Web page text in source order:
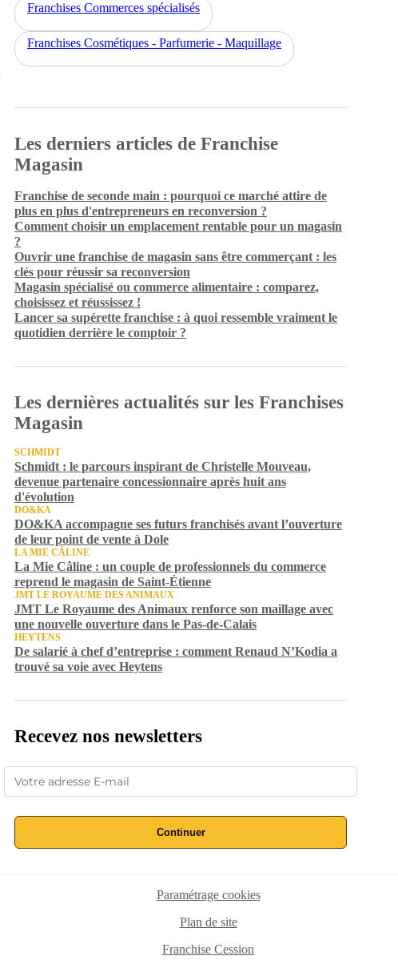
Franchises Commerces spécialisés
Franchises Cosmétiques - Parfumerie - Maquillage
Les derniers articles de Franchise
Magasin
Franchise de seconde main : pourquoi ce marché attire de
plus en plus d'entrepreneurs en reconversion ?
Comment choisir un emplacement rentable pour un magasin
?
Ouvrir une franchise de magasin sans être commerçant : les
clés pour réussir sa reconversion
Magasin spécialisé ou commerce alimentaire : comparez,
choisissez et réussissez !
Lancer sa supérette franchise : à quoi ressemble vraiment le
quotidien derrière le comptoir ?
Les dernières actualités sur les Franchises
Magasin
SCHMIDT
Schmidt : le parcours inspirant de Christelle Mouveau,
devenue partenaire concessionnaire après huit ans
d'évolution
DO&KA
DO&KA accompagne ses futurs franchisés avant l’ouverture
de leur point de vente à Dole
LA MIE CÂLINE
La Mie Câline : un couple de professionnels du commerce
reprend le magasin de Saint-Étienne
JMT LE ROYAUME DES ANIMAUX
JMT Le Royaume des Animaux renforce son maillage avec
une nouvelle ouverture dans le Pas-de-Calais
HEYTENS
De salarié à chef d’entreprise : comment Renaud N’Kodia a
trouvé sa voie avec Heytens
Recevez nos newsletters
Continuer
Paramétrage cookies
Plan de site
Franchise Cession